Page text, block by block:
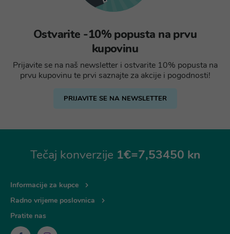
Ostvarite -10% popusta na prvu
kupovinu
Prijavite se na naš newsletter i ostvarite 10% popusta na
prvu kupovinu te prvi saznajte za akcije i pogodnosti!
PRIJAVITE SE NA NEWSLETTER
Tečaj konverzije 1€=7,53450 kn
Informacije za kupce
Radno vrijeme poslovnica
Pratite nas